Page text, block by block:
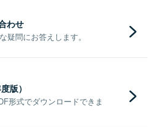
わせ
疑問にお答えします。
版）
形式でダウンロードできま